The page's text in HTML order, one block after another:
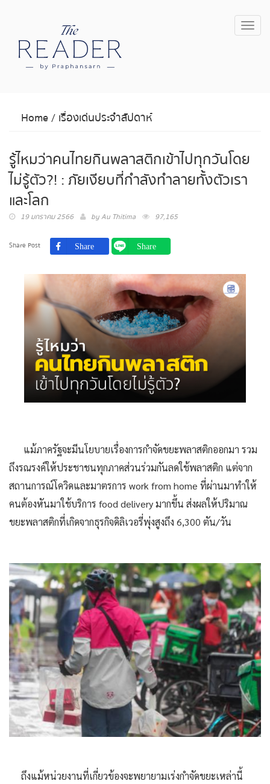
Home/ เรื่องเด่นประจำสัปดาห์
รู้ไหมว่าคนไทยกินพลาสติกเข้าไปทุกวันโดย
ไม่รู้ตัว?! : ภัยเงียบที่กำลังทำลายทั้งตัวเรา
และโลก
19 มกราคม 2566 byAu Thitima 97,165
Share Post
แม้ภาครัฐจะมีนโยบายเรื่องการกำจัดขยะพลาสติกออกมา รวม
ถึงรณรงค์ให้ประชาชนทุกภาคส่วนร่วมกันลดใช้พลาสติก แต่จาก
สถานการณ์โควิดและมาตรการ work from home ที่ผ่านมาทำให้
คนต้องหันมาใช้บริการ food delivery มากขึ้น ส่งผลให้ปริมาณ
ขยะพลาสติกที่เกิดจากธุรกิจดิลิเวอรี่พุ่งสูงถึง 6,300 ตัน/วัน
ถึงแม้หน่วยงานที่เกี่ยวข้องจะพยายามเร่งกำจัดขยะเหล่านี้